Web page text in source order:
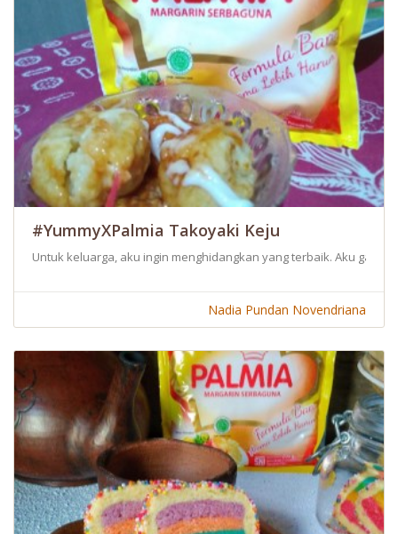
#YummyXPalmia Takoyaki Keju
Untuk keluarga, aku ingin menghidangkan yang terbaik. Aku ga
Nadia Pundan Novendriana